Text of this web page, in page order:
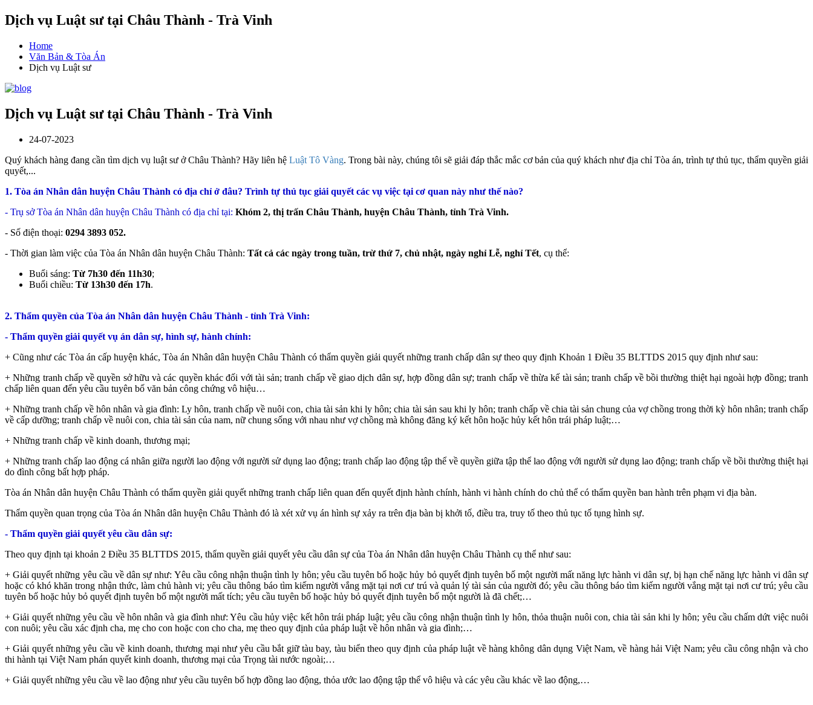
Dịch vụ Luật sư tại Châu Thành - Trà Vinh
Home
Văn Bản & Tòa Án
Dịch vụ Luật sư
Dịch vụ Luật sư tại Châu Thành - Trà Vinh
24-07-2023
Quý khách hàng đang cần tìm dịch vụ luật sư ở Châu Thành? Hãy liên hệ Luật Tô Vàng. Trong bài này, chúng tôi sẽ giải đáp thắc mắc cơ bản của quý khách như địa chỉ Tòa án, trình tự thủ tục, thẩm quyền giải
quyết,...
1. Tòa án Nhân dân huyện Châu Thành có địa chỉ ở đâu? Trình tự thủ tục giải quyết các vụ việc tại cơ quan này như thế nào?
- Trụ sở Tòa án Nhân dân huyện Châu Thành có địa chỉ tại: Khóm 2, thị trấn Châu Thành, huyện Châu Thành, tỉnh Trà Vinh​.
- Số điện thoại: 0294 3893 052​.
- Thời gian làm việc của Tòa án Nhân dân huyện Châu Thành: Tất cả các ngày trong tuần, trừ thứ 7, chủ nhật, ngày nghỉ Lễ, nghỉ Tết, cụ thể:
Buổi sáng: Từ 7h30 đến 11h30;
Buổi chiều: Từ 13h30 đến 17h.
2. Thẩm quyền của Tòa án Nhân dân huyện Châu Thành - tỉnh Trà Vinh:
- Thẩm quyền giải quyết vụ án dân sự, hình sự, hành chính:
+ Cũng như các Tòa án cấp huyện khác, Tòa án Nhân dân huyện Châu Thành có thẩm quyền giải quyết những tranh chấp dân sự theo quy định Khoản 1 Điều 35 BLTTDS 2015 quy định như sau:
+ Những tranh chấp về quyền sở hữu và các quyền khác đối với tài sản; tranh chấp về giao dịch dân sự, hợp đồng dân sự; tranh chấp về thừa kế tài sản; tranh chấp về bồi thường thiệt hại ngoài hợp đồng; tranh
chấp liên quan đến yêu cầu tuyên bố văn bản công chứng vô hiệu…
+ Những tranh chấp về hôn nhân và gia đình: Ly hôn, tranh chấp về nuôi con, chia tài sản khi ly hôn; chia tài sản sau khi ly hôn; tranh chấp về chia tài sản chung của vợ chồng trong thời kỳ hôn nhân; tranh chấp
về cấp dưỡng; tranh chấp về nuôi con, chia tài sản của nam, nữ chung sống với nhau như vợ chồng mà không đăng ký kết hôn hoặc hủy kết hôn trái pháp luật;…
+ Những tranh chấp về kinh doanh, thương mại;
+ Những tranh chấp lao động cá nhân giữa người lao động với người sử dụng lao động; tranh chấp lao động tập thể về quyền giữa tập thể lao động với người sử dụng lao động; tranh chấp về bồi thường thiệt hại
do đình công bất hợp pháp.
Tòa án Nhân dân huyện Châu Thành có thẩm quyền giải quyết những tranh chấp liên quan đến quyết định hành chính, hành vi hành chính do chủ thể có thẩm quyền ban hành trên phạm vi địa bàn.
Thẩm quyền quan trọng của Tòa án Nhân dân huyện Châu Thành đó là xét xử vụ án hình sự xảy ra trên địa bàn bị khởi tố, điều tra, truy tố theo thủ tục tố tụng hình sự.
- Thẩm quyền giải quyết yêu cầu dân sự:
Theo quy định tại khoản 2 Điều 35 BLTTDS 2015, thẩm quyền giải quyết yêu cầu dân sự của Tòa án Nhân dân huyện Châu Thành cụ thể như sau:
+ Giải quyết những yêu cầu về dân sự như: Yêu cầu công nhận thuận tình ly hôn; yêu cầu tuyên bố hoặc hủy bỏ quyết định tuyên bố một người mất năng lực hành vi dân sự, bị hạn chế năng lực hành vi dân sự
hoặc có khó khăn trong nhận thức, làm chủ hành vi; yêu cầu thông báo tìm kiếm người vắng mặt tại nơi cư trú và quản lý tài sản của người đó; yêu cầu thông báo tìm kiếm người vắng mặt tại nơi cư trú; yêu cầu
tuyên bố hoặc hủy bỏ quyết định tuyên bố một người mất tích; yêu cầu tuyên bố hoặc hủy bỏ quyết định tuyên bố một người là đã chết;…
+ Giải quyết những yêu cầu về hôn nhân và gia đình như: Yêu cầu hủy việc kết hôn trái pháp luật; yêu cầu công nhận thuận tình ly hôn, thỏa thuận nuôi con, chia tài sản khi ly hôn; yêu cầu chấm dứt việc nuôi
con nuôi; yêu cầu xác định cha, mẹ cho con hoặc con cho cha, mẹ theo quy định của pháp luật về hôn nhân và gia đình;…
+ Giải quyết những yêu cầu về kinh doanh, thương mại như yêu cầu bắt giữ tàu bay, tàu biển theo quy định của pháp luật về hàng không dân dụng Việt Nam, về hàng hải Việt Nam; yêu cầu công nhận và cho
thi hành tại Việt Nam phán quyết kinh doanh, thương mại của Trọng tài nước ngoài;…
+ Giải quyết những yêu cầu về lao động như yêu cầu tuyên bố hợp đồng lao động, thỏa ước lao động tập thể vô hiệu và các yêu cầu khác về lao động,…